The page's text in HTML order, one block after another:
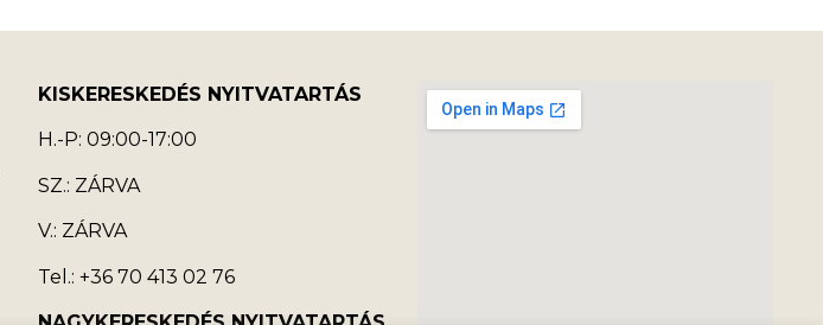
KISKERESKEDÉS NYITVATARTÁS
H.-P: 09:00-17:00
SZ.: ZÁRVA
V.: ZÁRVA
Tel.: +36 70 413 02 76